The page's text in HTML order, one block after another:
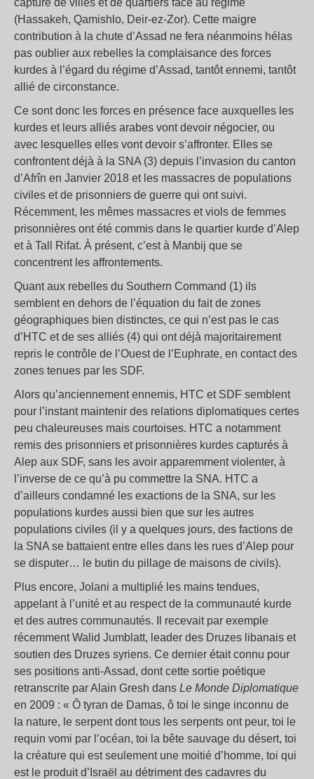
capture de villes et de quartiers face au régime
(Hassakeh, Qamishlo, Deir-ez-Zor). Cette maigre
contribution à la chute d’Assad ne fera néanmoins hélas
pas oublier aux rebelles la complaisance des forces
kurdes à l’égard du régime d’Assad, tantôt ennemi, tantôt
allié de circonstance.
Ce sont donc les forces en présence face auxquelles les
kurdes et leurs alliés arabes vont devoir négocier, ou
avec lesquelles elles vont devoir s’affronter. Elles se
confrontent déjà à la SNA (3) depuis l’invasion du canton
d’Afrîn en Janvier 2018 et les massacres de populations
civiles et de prisonniers de guerre qui ont suivi.
Récemment, les mêmes massacres et viols de femmes
prisonnières ont été commis dans le quartier kurde d’Alep
et à Tall Rifat. À présent, c’est à Manbij que se
concentrent les affrontements.
Quant aux rebelles du Southern Command (1) ils
semblent en dehors de l’équation du fait de zones
géographiques bien distinctes, ce qui n’est pas le cas
d’HTC et de ses alliés (4) qui ont déjà majoritairement
repris le contrôle de l’Ouest de l’Euphrate, en contact des
zones tenues par les SDF.
Alors qu’anciennement ennemis, HTC et SDF semblent
pour l’instant maintenir des relations diplomatiques certes
peu chaleureuses mais courtoises. HTC a notamment
remis des prisonniers et prisonnières kurdes capturés à
Alep aux SDF, sans les avoir apparemment violenter, à
l’inverse de ce qu’à pu commettre la SNA. HTC a
d’ailleurs condamné les exactions de la SNA, sur les
populations kurdes aussi bien que sur les autres
populations civiles (il y a quelques jours, des factions de
la SNA se battaient entre elles dans les rues d’Alep pour
se disputer… le butin du pillage de maisons de civils).
Plus encore, Jolani a multiplié les mains tendues,
appelant à l’unité et au respect de la communauté kurde
et des autres communautés. Il recevait par exemple
récemment Walid Jumblatt, leader des Druzes libanais et
soutien des Druzes syriens. Ce dernier était connu pour
ses positions anti-Assad, dont cette sortie poétique
retranscrite par Alain Gresh dans Le Monde Diplomatique
en 2009 : « Ô tyran de Damas, ô toi le singe inconnu de
la nature, le serpent dont tous les serpents ont peur, toi le
requin vomi par l’océan, toi la bête sauvage du désert, toi
la créature qui est seulement une moitié d’homme, toi qui
est le produit d’Israël au détriment des cadavres du